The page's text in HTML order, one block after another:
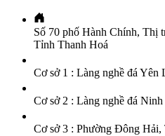
Số 70 phố Hành Chính, Thị
Tỉnh Thanh Hoá
Cơ sở 1 : Làng nghề đá
Cơ sở 2 : Làng nghề đá
Cơ sở 3 : Phường Đông Hải,